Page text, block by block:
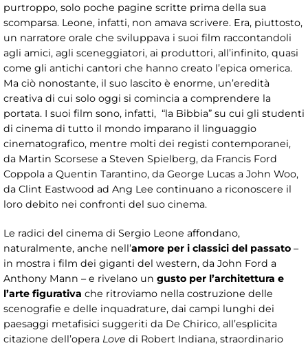
purtroppo, solo poche pagine scritte prima della sua
scomparsa. Leone, infatti, non amava scrivere. Era, piuttosto,
un narratore orale che sviluppava i suoi film raccontandoli
agli amici, agli sceneggiatori, ai produttori, all’infinito, quasi
come gli antichi cantori che hanno creato l’epica omerica.
Ma ciò nonostante, il suo lascito è enorme, un’eredità
creativa di cui solo oggi si comincia a comprendere la
portata. I suoi film sono, infatti, “la Bibbia” su cui gli studenti
di cinema di tutto il mondo imparano il linguaggio
cinematografico, mentre molti dei registi contemporanei,
da Martin Scorsese a Steven Spielberg, da Francis Ford
Coppola a Quentin Tarantino, da George Lucas a John Woo,
da Clint Eastwood ad Ang Lee continuano a riconoscere il
loro debito nei confronti del suo cinema.
Le radici del cinema di Sergio Leone affondano,
naturalmente, anche nell’amore per i classici del passato –
in mostra i film dei giganti del western, da John Ford a
Anthony Mann – e rivelano un gusto per l’architettura e
l’arte figurativa che ritroviamo nella costruzione delle
scenografie e delle inquadrature, dai campi lunghi dei
paesaggi metafisici suggeriti da De Chirico, all’esplicita
citazione dell’opera Love di Robert Indiana, straordinario